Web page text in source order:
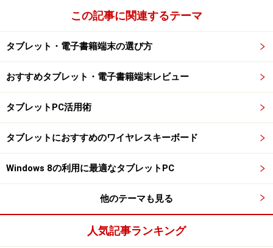
Amazonで見る
Blackview Tab6
筆者も愛用する端末で、スペックは、メモリ3GB、スト
レージ32GB、1280x800、Wi-Fi、4GLTE、GPS搭載。
Amazonでは1万5900円（税込み）で販売されています。
筆者も愛用中のBlackview Tab6。（Blackviewホームページよ
り引用）
スペックは平均的ですが、 搭載OSがAndroid 11、メモリ
この記事に関連するテーマ
タブレット・電子書籍端末の選び方
おすすめタブレット・電子書籍端末レビュー
タブレットPC活用術
タブレットにおすすめのワイヤレスキーボード
Windows 8の利用に最適なタブレットPC
他のテーマも見る
人気記事ランキング